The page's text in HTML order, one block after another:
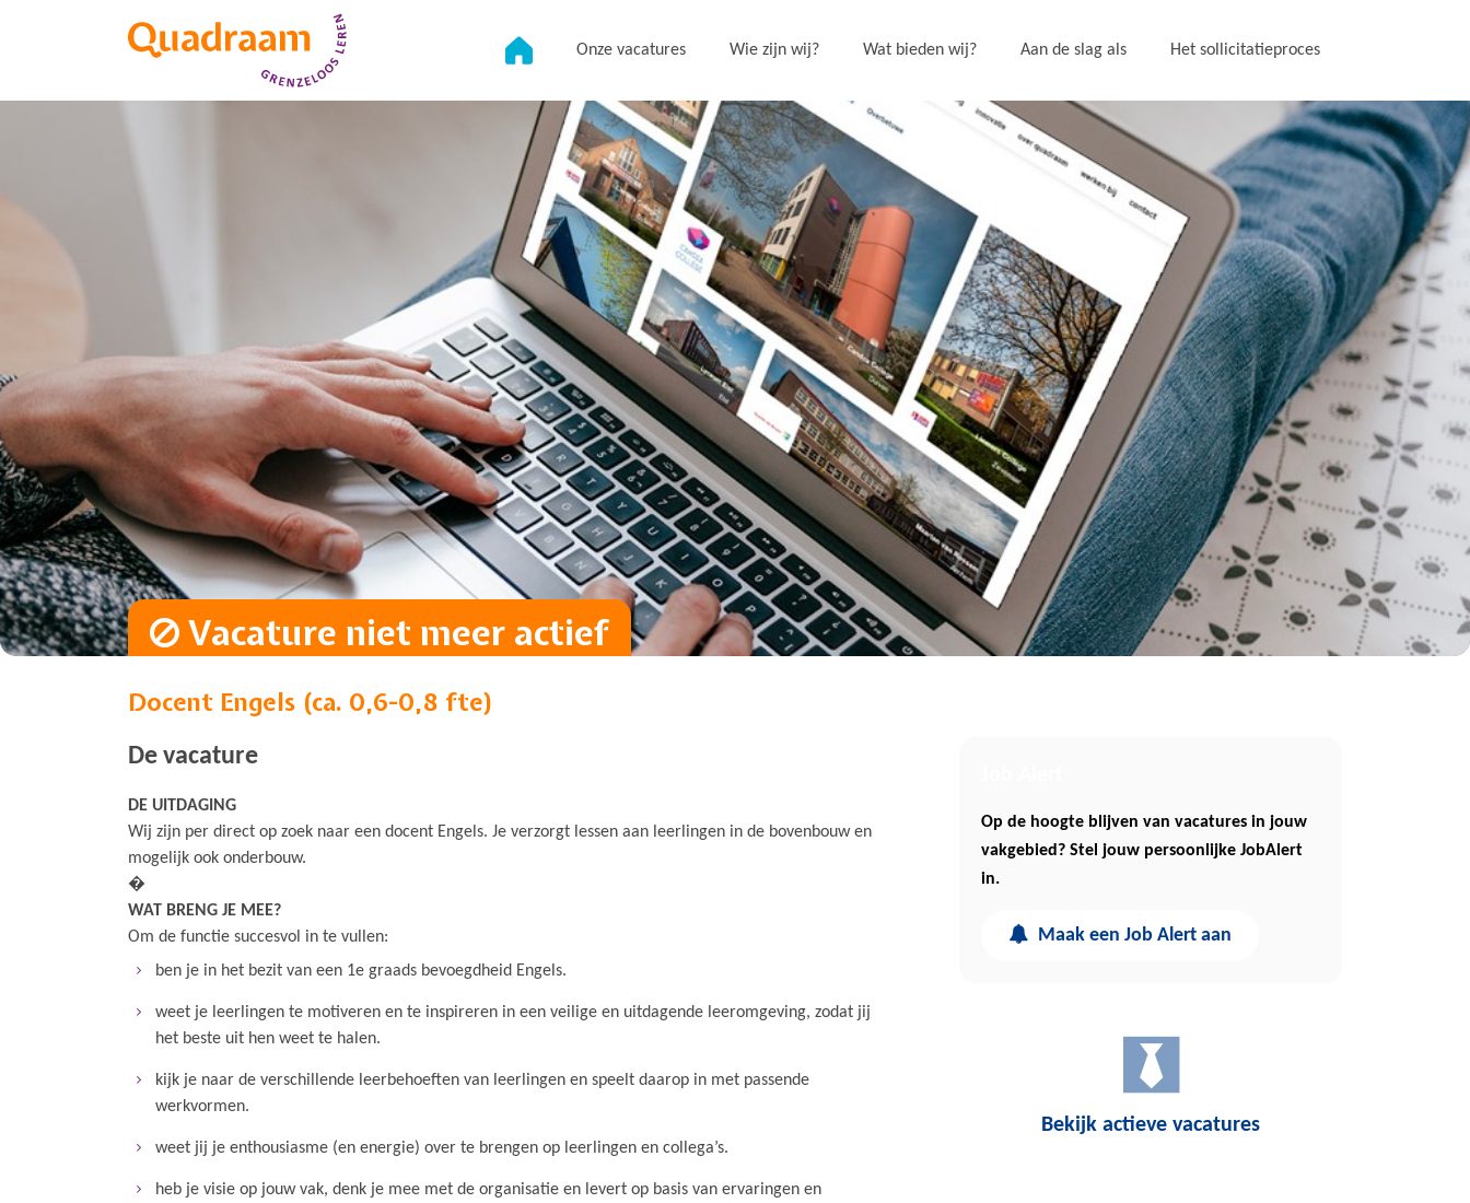
Onze vacatures Wie zijn wij? Wat bieden wij? Aan de slag als Het sollicitatieproces
Vacature niet meer actief
Docent Engels (ca. 0,6-0,8 fte)
De vacature
DE UITDAGING
Wij zijn per direct op zoek naar een docent Engels. Je verzorgt lessen aan leerlingen in de bovenbouw en
mogelijk ook onderbouw.
�
WAT BRENG JE MEE?
Om de functie succesvol in te vullen:
ben je in het bezit van een 1e graads bevoegdheid Engels.
weet je leerlingen te motiveren en te inspireren in een veilige en uitdagende leeromgeving, zodat jij
het beste uit hen weet te halen.
kijk je naar de verschillende leerbehoeften van leerlingen en speelt daarop in met passende
werkvormen.
weet jij je enthousiasme (en energie) over te brengen op leerlingen en collega’s.
heb je visie op jouw vak, denk je mee met de organisatie en levert op basis van ervaringen en
Op de hoogte blijven van vacatures in jouw
vakgebied? Stel jouw persoonlijke JobAlert
in.
Maak een Job Alert aan
Bekijk actieve vacatures